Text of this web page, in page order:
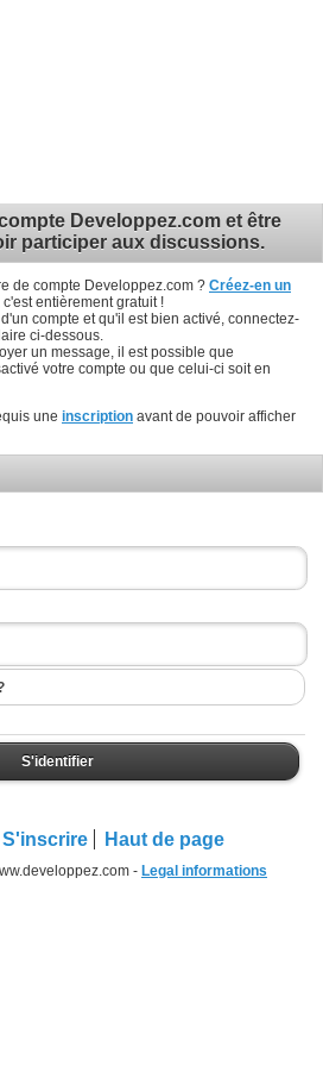
Developpez.com et être
participer aux discussions.
de compte Developpez.com ? Créez-en un
, c'est entièrement gratuit !
compte et qu'il est bien activé, connectez-
ci-dessous.
un message, il est possible que
votre compte ou que celui-ci soit en
une inscription avant de pouvoir afficher
S'identifier
S'inscrire Haut de page
- Legal informations